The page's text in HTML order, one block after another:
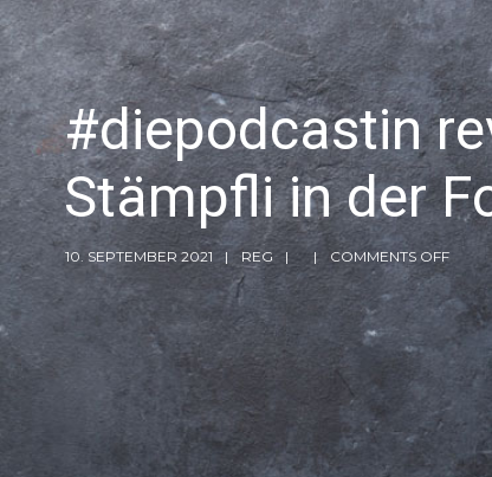
#diepodcastin
Stämpfli in der
10. SEPTEMBER 2021 REG COMMENTS OFF